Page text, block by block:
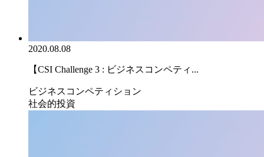
2020.08.08
【CSI Challenge 3 : ビジネスコンペティ...
ビジネスコンペティション
社会的投資